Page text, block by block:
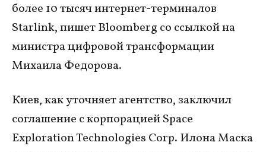
более 10 тысяч интернет-терминалов
Starlink, пишет Bloomberg со ссылкой на
министра цифровой трансформации
Михаила Федорова.
Киев, как уточняет агентство, заключил
соглашение с корпорацией Space
Exploration Technologies Corp. Илона Маска